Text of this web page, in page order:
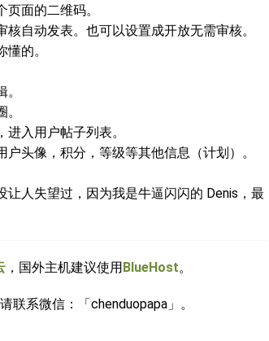
面的二维码。
自动发表。也可以设置成开放无需审核。
的。
入用户帖子列表。
头像，积分，等级等其他信息（计划）。
人失望过，因为我是牛逼闪闪的 Denis，最
，国外主机建议使用BlueHost。
请联系微信：「chenduopapa」。